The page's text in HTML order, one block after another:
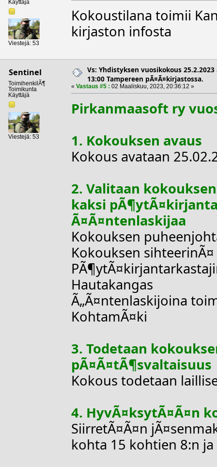
Käyttäjä
Viestejä: 53
Kokoustilana toimii
kirjaston infosta
Sentinel
ToimihenkilÃ¶
Toimikunta
Käyttäjä
Viestejä: 53
Vs: Yhdistyksen vuosikokous
13:00 Tampereen pÃ¤Ã¤kirjastossa.
« Vastaus #5 : 02 Maaliskuu, 2023, 20:36:12 »
Pirkanmaasoft ry
1. Kokouksen avaus
Kokous avataan
2. Valitaan
kaksi
Ã¤Ã¤ntenlaskijaa
Kokouksen
Kokouksen
Hautakangas
Ã„Ã¤ntenlaskijoina
KohtamÃ¤ki
3. Todetaan
pÃ¤Ã¤tÃ¶svaltaisuus
Kokous todetaan
4. HyvÃ¤ksytÃ¤Ã¤n
SiirretÃ¤Ã¤n
kohta 15 kohtien 8:n